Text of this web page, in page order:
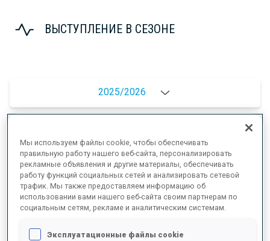
ВЫСТУПЛЕНИЕ В СЕЗОНЕ
2025/2026
РЕЗУЛЬТАТЫ - СРЕДНЕЕ ЗНАЧЕНИЕ
ЛЫЖНЫЙ ХОД - ОТСТАВАНИЕ ОТ ЛИДЕРА
Мы используем файлы cookie, чтобы обеспечивать
правильную работу нашего веб-сайта, персонализировать
рекламные объявления и другие материалы, обеспечивать
работу функций социальных сетей и анализировать сетевой
трафик. Мы также предоставляем информацию об
использовании вами нашего веб-сайта своим партнерам по
социальным сетям, рекламе и аналитическим системам.
Эксплуатационные файлы cookie